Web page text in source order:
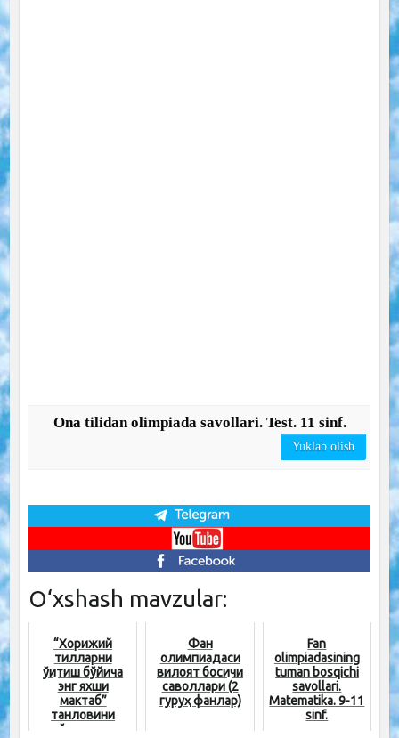
Ona tilidan olimpiada savollari. Test. 11 sinf.
Yuklab olish
O‘xshash mavzular:
“Хорижий
тилларни
ўқитиш бўйича
энг яхши
мактаб”
танловини
ўтказиш
Фан
олимпиадаси
вилоят босқичи
саволлари (2
гуруҳ фанлар)
Fan
olimpiadasining
tuman bosqichi
savollari.
Matematika. 9-11
sinf.